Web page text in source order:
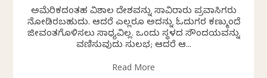
ಅಮೆರಿಕದಂತಹ ವಿಶಾಲ ದೇಶವನ್ನು ಸಾವಿರಾರು ಪ್ರವಾಸಿಗರು
ನೋಡಿರಬಹುದು. ಆದರೆ ಎಲ್ಲರೂ ಅದನ್ನು ಓದುಗರ ಕಣ್ಮುಂದೆ
ಜೀವಂತಗೊಳಿಸಲು ಸಾಧ್ಯವಿಲ್ಲ. ಒಂದು ಸ್ಥಳದ ಸೌಂದರ್ಯವನ್ನು
ವರ್ಣಿಸುವುದು ಸುಲಭ; ಆದರೆ ಆ...
Read More